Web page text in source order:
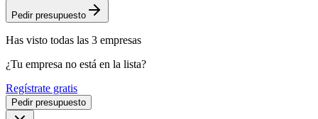
Pedir presupuesto
Has visto todas las 3 empresas
¿Tu empresa no está en la lista?
Regístrate gratis
Pedir presupuesto